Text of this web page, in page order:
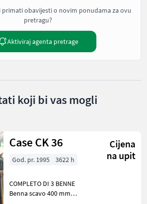
obavijesti o novim ponudama za ovu
pretragu?
Aktiviraj agenta pretrage
koji bi vas mogli
Case CK 36
Cijena
na upit
God. pr. 1995 3622 h
COMPLETO DI 3 BENNE
Benna scavo 400 mm